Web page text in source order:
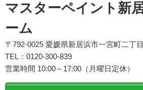
マスターペイント新
ーム
〒792-0025 愛媛県新居浜市一宮町二丁
TEL：0120-300-839
営業時間 10:00～17:00（月曜日定休）